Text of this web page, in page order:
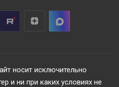
носит исключительно
и ни при каких условиях не